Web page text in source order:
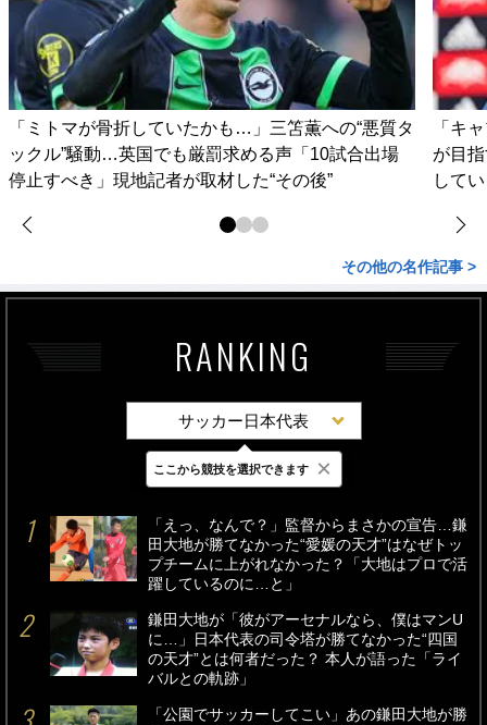
「ミトマが骨折していたかも…」三笘薫への“悪質タ
ックル”騒動…英国でも厳罰求める声「10試合出場
停止すべき」現地記者が取材した“その後”
「キ
が目
して
その他の名作記事 >
RANKING
サッカー日本代表
最新 24時間 週間
「えっ、なんで？」監督からまさかの宣告…鎌
田大地が勝てなかった“愛媛の天才”はなぜトッ
プチームに上がれなかった？「大地はプロで活
躍しているのに…と」
鎌田大地が「彼がアーセナルなら、僕はマンU
に…」日本代表の司令塔が勝てなかった“四国
の天才”とは何者だった？ 本人が語った「ライ
バルとの軌跡」
「公園でサッカーしてこい」あの鎌田大地が勝
ここから競技を選択できます ×